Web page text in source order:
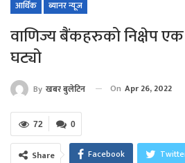
आर्थिक ब्यानर न्यूज
वाणिज्य बैंकहरुको निक्षेप
घट्यो
By खबर बुलेटिन On Apr 26, 2022
0
72
Share Facebook